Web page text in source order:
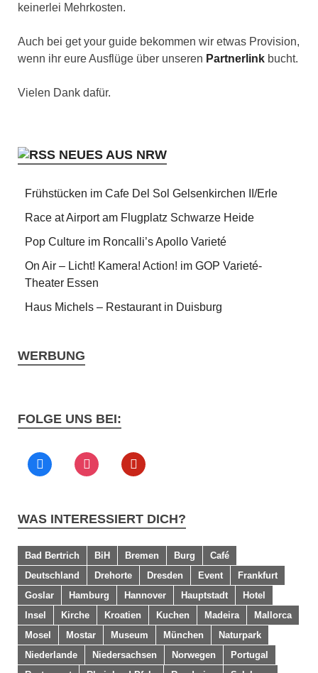
keinerlei Mehrkosten.
Auch bei get your guide bekommen wir etwas Provision,
wenn ihr eure Ausflüge über unseren Partnerlink bucht.
Vielen Dank dafür.
NEUES AUS NRW
Frühstücken im Cafe Del Sol Gelsenkirchen II/Erle
Race at Airport am Flugplatz Schwarze Heide
Pop Culture im Roncalli’s Apollo Varieté
On Air – Licht! Kamera! Action! im GOP Varieté-
Theater Essen
Haus Michels – Restaurant in Duisburg
WERBUNG
FOLGE UNS BEI:
WAS INTERESSIERT DICH?
Bad Bertrich BiH Bremen Burg
Café
Deutschland
Drehorte Dresden Event
Frankfurt
Goslar
Hamburg Hannover Hauptstadt
Hotel
Insel
Kirche Kroatien Kuchen Madeira
Mallorca
Mosel
Mostar Museum München
Naturpark
Niederlande
Niedersachsen Norwegen
Portugal